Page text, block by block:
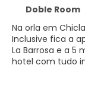
Doble Room
Na orla em
Inclusive fica a
La Barrosa e a 5
hotel com tudo